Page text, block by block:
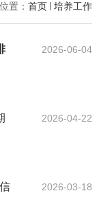
置： 首页 培养工作
2026-06-04
2026-04-22
2026-03-18